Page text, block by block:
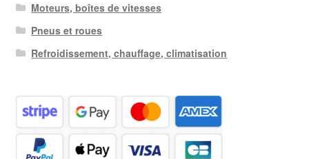
Moteurs, boîtes de vitesses
Pneus et roues
Refroidissement, chauffage, climatisation